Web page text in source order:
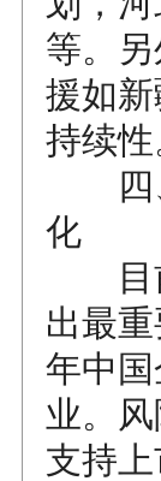
等。
援如
持续性
四、
化
目前
出最
年中
业。
支持